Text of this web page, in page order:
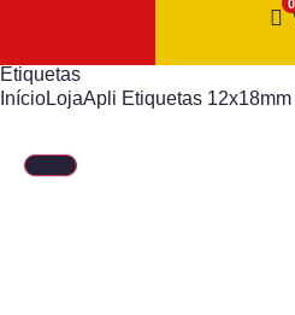
Etiquetas
InícioLojaApli Etiquetas